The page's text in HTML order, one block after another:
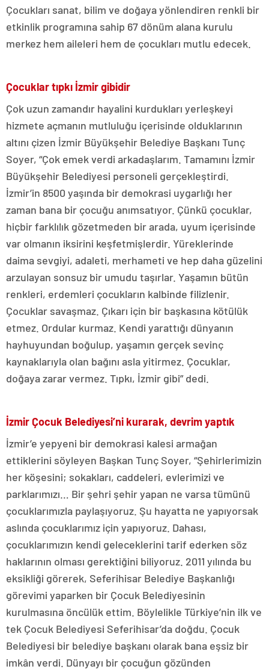
Çocukları sanat, bilim ve doğaya yönlendiren renkli bir
etkinlik programına sahip 67 dönüm alana kurulu
merkez hem aileleri hem de çocukları mutlu edecek.
Çocuklar tıpkı İzmir gibidir
Çok uzun zamandır hayalini kurdukları yerleşkeyi
hizmete açmanın mutluluğu içerisinde olduklarının
altını çizen İzmir Büyükşehir Belediye Başkanı Tunç
Soyer, “Çok emek verdi arkadaşlarım. Tamamını İzmir
Büyükşehir Belediyesi personeli gerçekleştirdi.
İzmir’in 8500 yaşında bir demokrasi uygarlığı her
zaman bana bir çocuğu anımsatıyor. Çünkü çocuklar,
hiçbir farklılık gözetmeden bir arada, uyum içerisinde
var olmanın iksirini keşfetmişlerdir. Yüreklerinde
daima sevgiyi, adaleti, merhameti ve hep daha güzelini
arzulayan sonsuz bir umudu taşırlar. Yaşamın bütün
renkleri, erdemleri çocukların kalbinde filizlenir.
Çocuklar savaşmaz. Çıkarı için bir başkasına kötülük
etmez. Ordular kurmaz. Kendi yarattığı dünyanın
hayhuyundan boğulup, yaşamın gerçek sevinç
kaynaklarıyla olan bağını asla yitirmez. Çocuklar,
doğaya zarar vermez. Tıpkı, İzmir gibi” dedi.
İzmir Çocuk Belediyesi’ni kurarak, devrim yaptık
İzmir’e yepyeni bir demokrasi kalesi armağan
ettiklerini söyleyen Başkan Tunç Soyer, “Şehirlerimizin
her köşesini; sokakları, caddeleri, evlerimizi ve
parklarımızı… Bir şehri şehir yapan ne varsa tümünü
çocuklarımızla paylaşıyoruz. Şu hayatta ne yapıyorsak
aslında çocuklarımız için yapıyoruz. Dahası,
çocuklarımızın kendi geleceklerini tarif ederken söz
haklarının olması gerektiğini biliyoruz. 2011 yılında bu
eksikliği görerek, Seferihisar Belediye Başkanlığı
görevimi yaparken bir Çocuk Belediyesinin
kurulmasına öncülük ettim. Böylelikle Türkiye’nin ilk ve
tek Çocuk Belediyesi Seferihisar’da doğdu. Çocuk
Belediyesi bir belediye başkanı olarak bana eşsiz bir
imkân verdi. Dünyayı bir çocuğun gözünden